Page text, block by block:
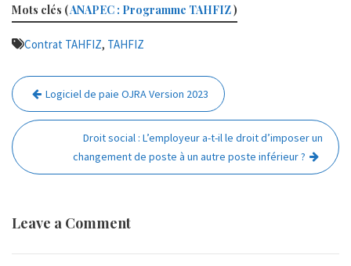
Mots clés (ANAPEC : Programme TAHFIZ)
Contrat TAHFIZ, TAHFIZ
Navigation
de
l’article
Logiciel de paie OJRA Version 2023
Droit social : L’employeur a-t-il le droit d’imposer un
changement de poste à un autre poste inférieur ?
Leave a Comment